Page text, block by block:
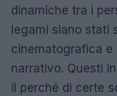
dinamiche tra i
legami siano stati
cinematografica e
narrativo. Questi
il perché di certe